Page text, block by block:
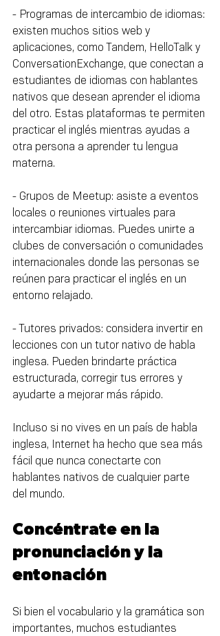
- Programas de intercambio de idiomas:
existen muchos sitios web y
aplicaciones, como Tandem, HelloTalk y
ConversationExchange, que conectan a
estudiantes de idiomas con hablantes
nativos que desean aprender el idioma
del otro. Estas plataformas te permiten
practicar el inglés mientras ayudas a
otra persona a aprender tu lengua
materna.
- Grupos de Meetup: asiste a eventos
locales o reuniones virtuales para
intercambiar idiomas. Puedes unirte a
clubes de conversación o comunidades
internacionales donde las personas se
reúnen para practicar el inglés en un
entorno relajado.
- Tutores privados: considera invertir en
lecciones con un tutor nativo de habla
inglesa. Pueden brindarte práctica
estructurada, corregir tus errores y
ayudarte a mejorar más rápido.
Incluso si no vives en un país de habla
inglesa, Internet ha hecho que sea más
fácil que nunca conectarte con
hablantes nativos de cualquier parte
del mundo.
Concéntrate en la
pronunciación y la
entonación
Si bien el vocabulario y la gramática son
importantes, muchos estudiantes